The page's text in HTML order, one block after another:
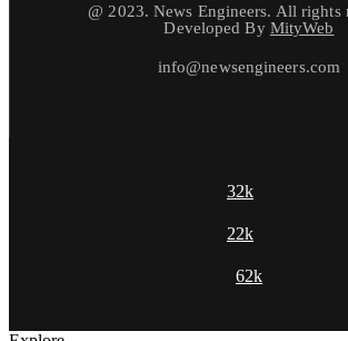
@ 2023. News Engineers. All rights
Developed By MityWeb
info@newsengineers.com
32k
22k
62k